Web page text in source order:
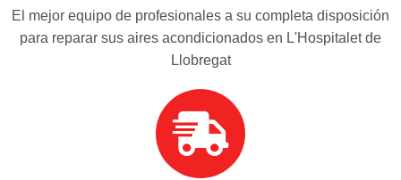
El mejor equipo de profesionales a su completa disposición
para reparar sus aires acondicionados en L'Hospitalet de
Llobregat